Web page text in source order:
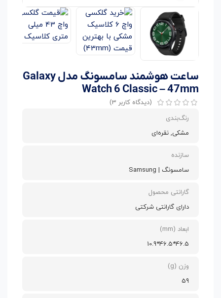
ساعت هوشمند سامسونگ مدل Galaxy
Watch 6 Classic – 47mm
(دیدگاه کاربر 3
)
رنگ‌بندی
مشکی, نقره‌ای
سازنده
سامسونگ | Samsung
گارانتی محصول
دارای گارانتی شرکتی
ابعاد (mm)
46.5*46.5*10.9
وزن (g)
59